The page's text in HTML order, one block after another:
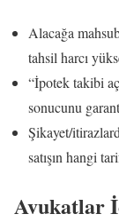
Alacağa
tahsil harcı
“İpotek takibi
sonucunu
Şikayet/
satışın hangi
Avukatlar